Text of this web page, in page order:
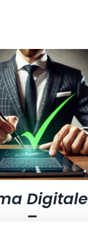
Digitale
–